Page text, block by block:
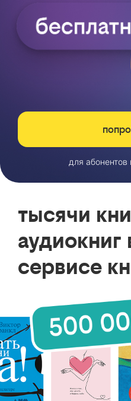
для абонентов
тысячи
аудиокниг
сервисе